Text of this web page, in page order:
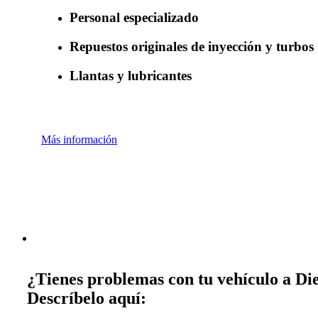
Personal especializado
Repuestos originales de inyección y turbos
Llantas y lubricantes
Más información
¿Tienes problemas con tu vehículo a
Descríbelo aquí: